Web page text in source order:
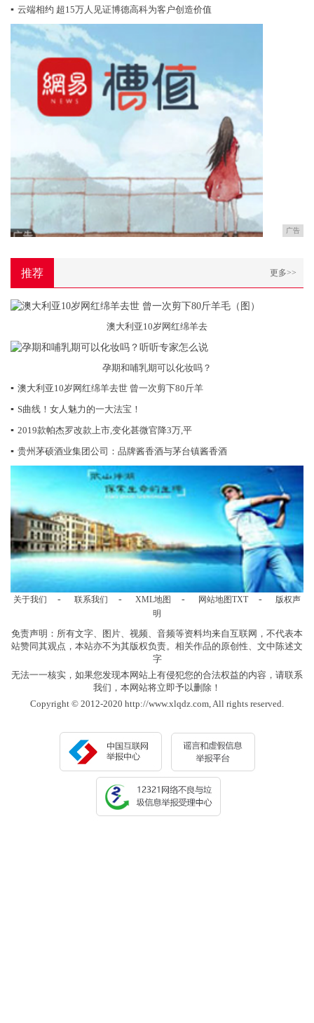
▪ 云端相约 超15万人见证博德高科为客户创造价值
广告
推荐 更多>>
澳大利亚10岁网红绵羊去
孕期和哺乳期可以化妆吗？
▪ 澳大利亚10岁网红绵羊去世 曾一次剪下80斤羊
▪ S曲线！女人魅力的一大法宝！
▪ 2019款帕杰罗改款上市,变化甚微官降3万,平
▪ 贵州茅硕酒业集团公司：品牌酱香酒与茅台镇酱香酒
关于我们 - 联系我们 - XML地图 - 网站地图TXT -
版权声
明
免责声明：所有文字、图片、视频、音频等资料均来自互联网，不代表本
站赞同其观点，本站亦不为其版权负责。相关作品的原创性、文中陈述文
字
无法一一核实，如果您发现本网站上有侵犯您的合法权益的内容，请联系
我们，本网站将立即予以删除！
Copyright © 2012-2020 http://www.xlqdz.com, All rights reserved.